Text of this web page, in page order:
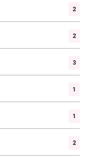
2
2
3
1
1
2